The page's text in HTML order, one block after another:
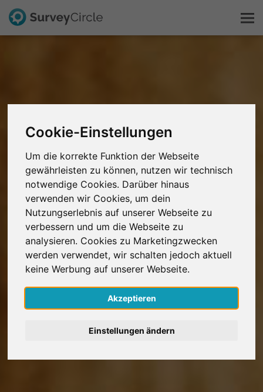
Cookie-Einstellungen
Um die korrekte Funktion der Webseite
gewährleisten zu können, nutzen wir technisch
notwendige Cookies. Darüber hinaus
verwenden wir Cookies, um dein
Nutzungserlebnis auf unserer Webseite zu
verbessern und um die Webseite zu
analysieren. Cookies zu Marketingzwecken
werden verwendet, wir schalten jedoch aktuell
keine Werbung auf unserer Webseite.
Akzeptieren
Einstellungen ändern
Forschung entdecken
FAQ
Kostenlos registrieren
Anmelden
English
Nederlands